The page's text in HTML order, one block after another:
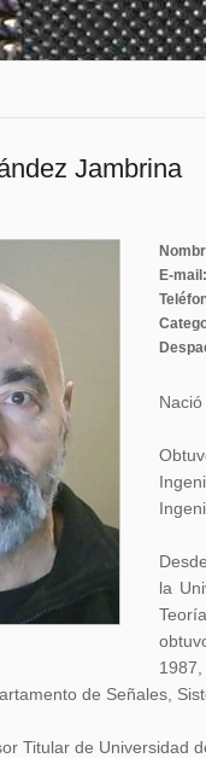
Jambrina
E-mail:
la
de Señales,
Titular de Universidad